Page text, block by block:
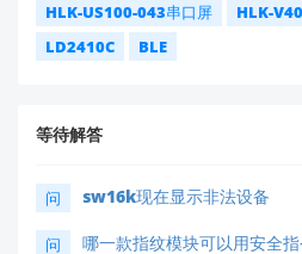
HLK-US100-043串口屏
HLK-V40
LD2410C
BLE
等待解答
问 sw16k现在显示非法设备
问 哪一款指纹模块可以用安全